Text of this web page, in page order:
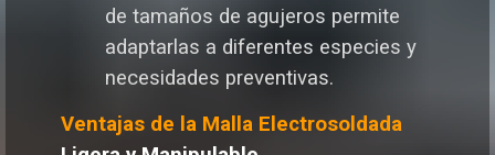
de tamaños de agujeros permite
adaptarlas a diferentes especies y
necesidades preventivas.
Ventajas de la Malla Electrosoldada